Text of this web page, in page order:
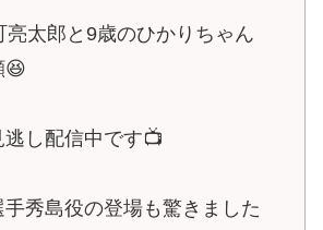
亮太郎と9歳のひかりちゃん
😆
し配信中です📺
秀島役の登場も驚きました